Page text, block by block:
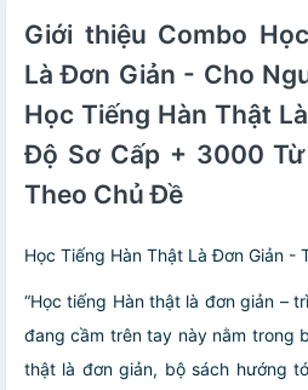
Giới thiệu Combo
Là Đơn Giản - Cho
Học Tiếng Hàn Thật
Độ Sơ Cấp + 3000
Theo Chủ Đề
Học Tiếng Hàn Thật Là Đơn Giản -
“Học tiếng Hàn thật là đơn giản –
đang cầm trên tay này nằm trong
thật là đơn giản, bộ sách hướng